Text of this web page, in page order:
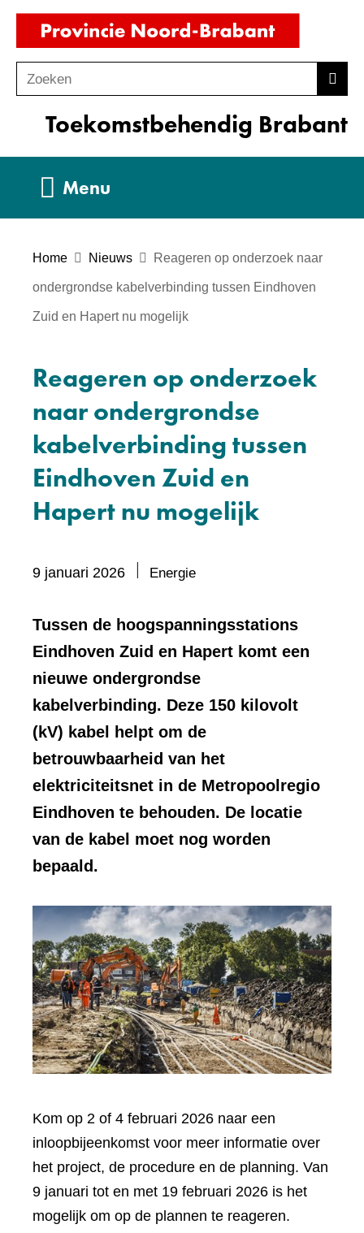
Ga
de
inhoud
o
Zoeken
Toekomstbehendig Brabant
Menu
Home Nieuws Reageren op onderzoek naar
ondergrondse kabelverbinding tussen Eindhoven
Zuid en Hapert nu mogelijk
Reageren op onderzoek
naar ondergrondse
kabelverbinding tussen
Eindhoven Zuid en
Hapert nu mogelijk
9 januari 2026 EnergieBevat
element:
Foto
Tussen de hoogspanningsstations
Eindhoven Zuid en Hapert komt een
nieuwe ondergrondse
kabelverbinding. Deze 150 kilovolt
(kV) kabel helpt om de
betrouwbaarheid van het
elektriciteitsnet in de Metropoolregio
Eindhoven te behouden. De locatie
van de kabel moet nog worden
bepaald.
Kom op 2 of 4 februari 2026 naar een
inloopbijeenkomst voor meer informatie over
het project, de procedure en de planning. Van
9 januari tot en met 19 februari 2026 is het
mogelijk om op de plannen te reageren.